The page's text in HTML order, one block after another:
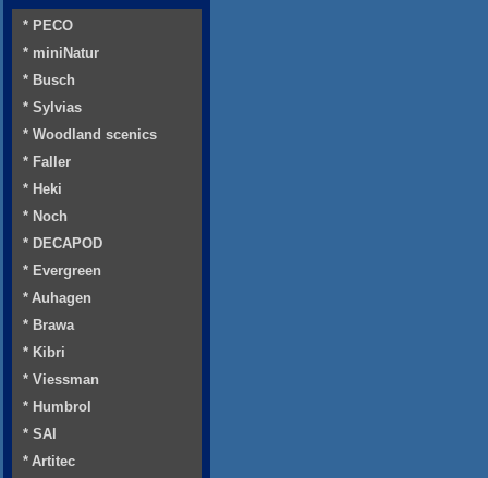
* PECO
* miniNatur
* Busch
* Sylvias
* Woodland scenics
* Faller
* Heki
* Noch
* DECAPOD
* Evergreen
* Auhagen
* Brawa
* Kibri
* Viessman
* Humbrol
* SAI
* Artitec